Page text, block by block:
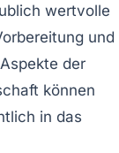
wertvolle
und
der
können
in das